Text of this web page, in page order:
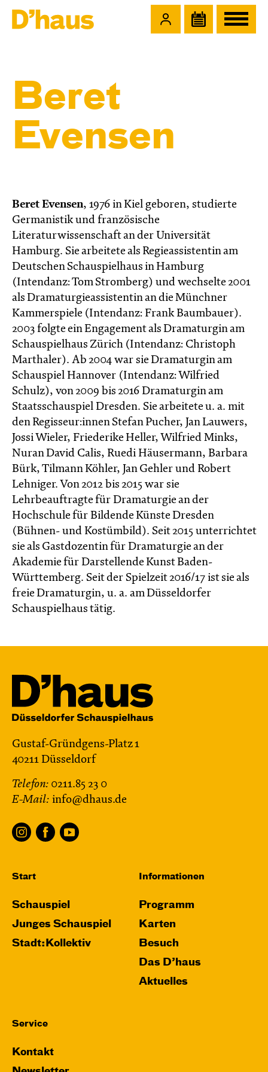
Beret
Evensen
Beret Evensen, 1976 in Kiel geboren, studierte
Germanistik und französische
Literaturwissenschaft an der Universität
Hamburg. Sie arbeitete als Regieassistentin am
Deutschen Schauspielhaus in Hamburg
(Intendanz: Tom Stromberg) und wechselte 2001
als Dramaturgieassistentin an die Münchner
Kammerspiele (Intendanz: Frank Baumbauer).
2003 folgte ein Engagement als Dramaturgin am
Schauspielhaus Zürich (Intendanz: Christoph
Marthaler). Ab 2004 war sie Dramaturgin am
Schauspiel Hannover (Intendanz: Wilfried
Schulz), von 2009 bis 2016 Dramaturgin am
Staatsschauspiel Dresden. Sie arbeitete u. a. mit
den Regisseur:innen Stefan Pucher, Jan Lauwers,
Jossi Wieler, Friederike Heller, Wilfried Minks,
Nuran David Calis, Ruedi Häusermann, Barbara
Bürk, Tilmann Köhler, Jan Gehler und Robert
Lehniger. Von 2012 bis 2015 war sie
Lehrbeauftragte für Dramaturgie an der
Hochschule für Bildende Künste Dresden
(Bühnen- und Kostümbild). Seit 2015 unterrichtet
sie als Gastdozentin für Dramaturgie an der
Akademie für Darstellende Kunst Baden-
Württemberg. Seit der Spielzeit 2016/17 ist sie als
freie Dramaturgin, u. a. am Düsseldorfer
Schauspielhaus tätig.
Gustaf-Gründgens-Platz 1
40211 Düsseldorf
Telefon: 0211.85 23 0
E-Mail: info@dhaus.de
Start
Schauspiel
Junges Schauspiel
Stadt:Kollektiv
Informationen
Programm
Karten
Besuch
Das D’haus
Aktuelles
Service
Kontakt